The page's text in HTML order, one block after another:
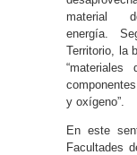
material
energía.
Territorio, la
y oxígeno”.
En este
Facultades